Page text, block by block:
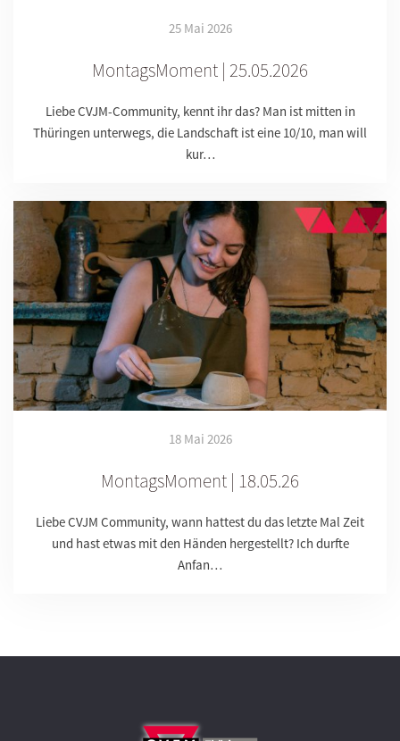
25 Mai 2026
MontagsMoment | 25.05.2026
Liebe CVJM-Community, kennt ihr das? Man ist mitten in
Thüringen unterwegs, die Landschaft ist eine 10/10, man will
kur…
18 Mai 2026
MontagsMoment | 18.05.26
Liebe CVJM Community, wann hattest du das letzte Mal Zeit
und hast etwas mit den Händen hergestellt? Ich durfte
Anfan…